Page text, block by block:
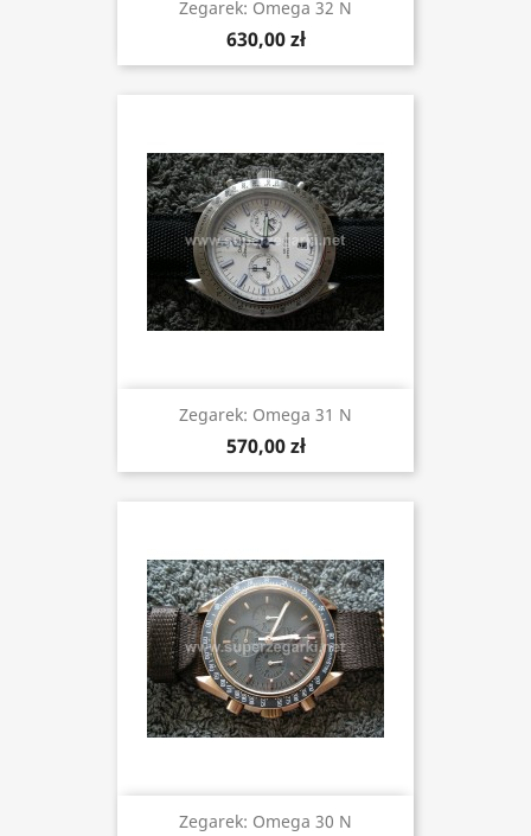
Zegarek: Omega 32 N
630,00 zł
Zegarek: Omega 31 N
570,00 zł
Zegarek: Omega 30 N